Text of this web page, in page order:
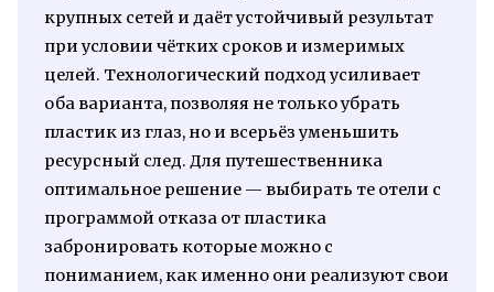
крупных сетей и даёт устойчивый результат
при условии чётких сроков и измеримых
целей. Технологический подход усиливает
оба варианта, позволяя не только убрать
пластик из глаз, но и всерьёз уменьшить
ресурсный след. Для путешественника
оптимальное решение — выбирать те отели с
программой отказа от пластика
забронировать которые можно с
пониманием, как именно они реализуют свои